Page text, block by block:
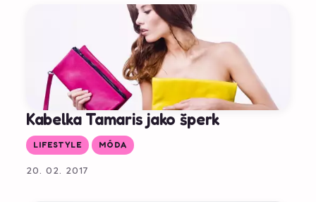
Kabelka Tamaris jako šperk
LIFESTYLE MÓDA
20. 02. 2017